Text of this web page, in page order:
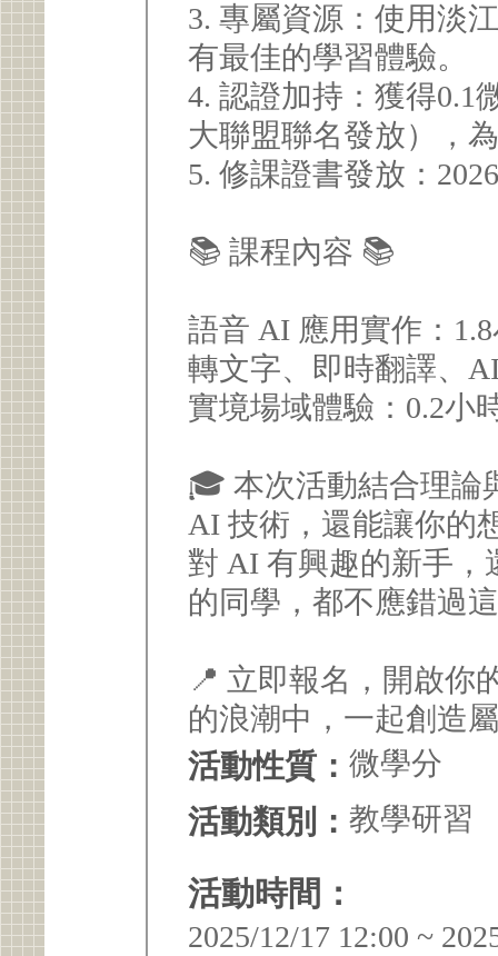
3. 專屬資源：使用淡
有最佳的學習體驗。
4. 認證加持：獲得0.1
大聯盟聯名發放），
5. 修課證書發放：
📚 課程內容 📚
語音 AI 應用實作：
轉文字、即時翻譯、
實境場域體驗：0.2小
🎓 本次活動結合理論
AI 技術，還能讓你的
對 AI 有興趣的新手，
的同學，都不應錯過
📍 立即報名，開啟你
的浪潮中，一起創造
活動性質： 微學分
活動類別： 教學研習
活動時間：
2025/12/17 12:00 ~